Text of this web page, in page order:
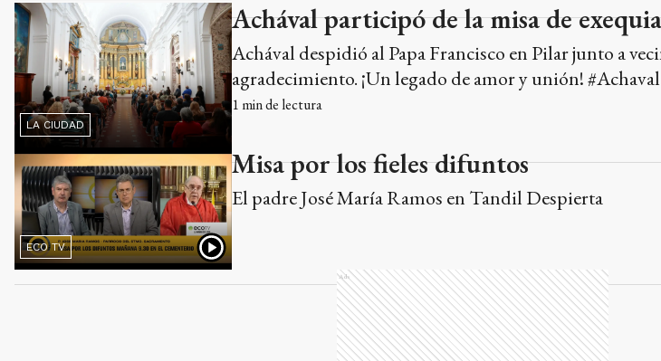
LA CIUDAD
Achával participó de la misa de
Achával despidió al Papa Francisco en Pilar junto a
agradecimiento. ¡Un legado de amor y unión!
1 min de lectura
ECO TV
Misa por los fieles difuntos
El padre José María Ramos en Tandil Despierta
Ads